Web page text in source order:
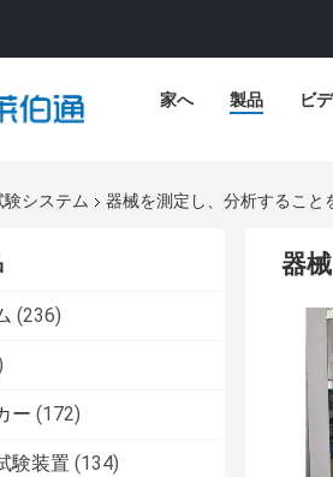
家へ 製品 ビ
験システム 器械を測定し、分析すること
(236)
ー (172)
験装置 (134)
器